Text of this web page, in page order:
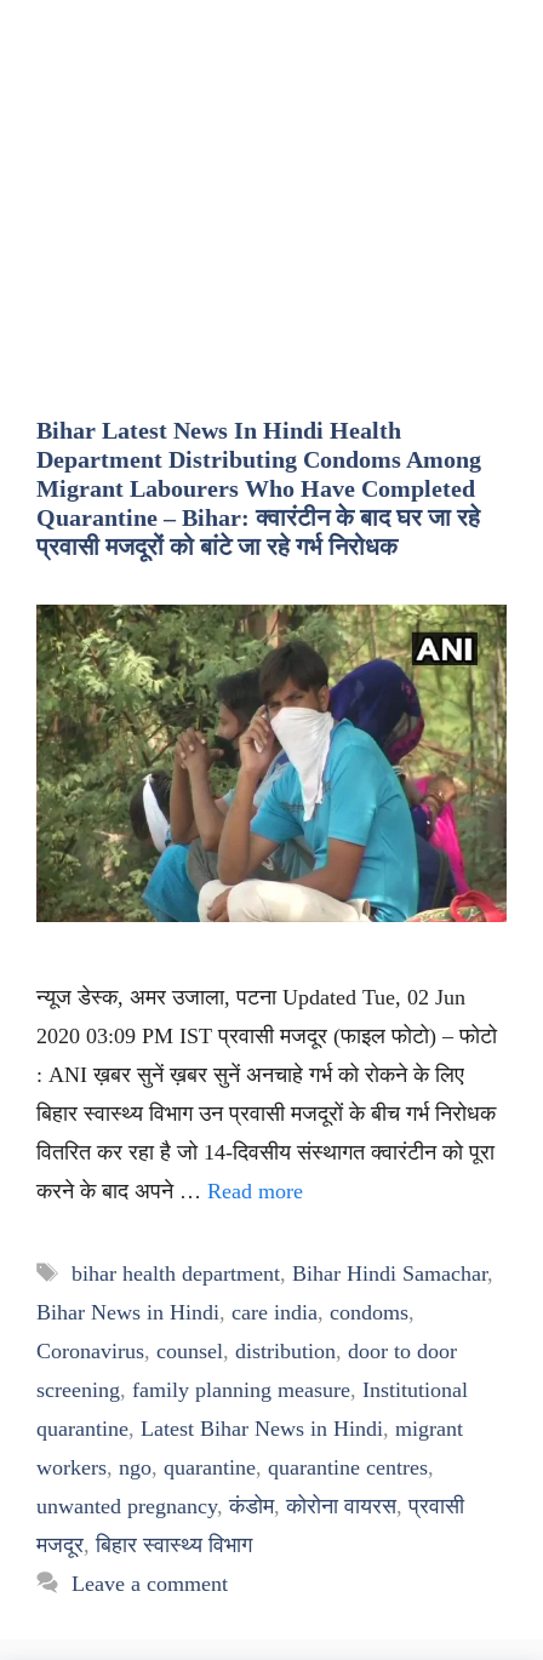
Bihar Latest News In Hindi Health
Department Distributing Condoms Among
Migrant Labourers Who Have Completed
Quarantine – Bihar: क्वारंटीन के बाद घर जा रहे
प्रवासी मजदूरों को बांटे जा रहे गर्भ निरोधक
न्यूज डेस्क, अमर उजाला, पटना Updated Tue, 02 Jun
2020 03:09 PM IST प्रवासी मजदूर (फाइल फोटो) – फोटो
: ANI ख़बर सुनें ख़बर सुनें अनचाहे गर्भ को रोकने के लिए
बिहार स्वास्थ्य विभाग उन प्रवासी मजदूरों के बीच गर्भ निरोधक
वितरित कर रहा है जो 14-दिवसीय संस्थागत क्वारंटीन को पूरा
करने के बाद अपने … Read more
Tags
bihar health department, Bihar Hindi Samachar,
Bihar News in Hindi, care india, condoms,
Coronavirus, counsel, distribution, door to door
screening, family planning measure, Institutional
quarantine, Latest Bihar News in Hindi, migrant
workers, ngo, quarantine, quarantine centres,
unwanted pregnancy,कंडोम,कोरोना वायरस,प्रवासी
मजदूर,बिहार स्वास्थ्य विभाग
Leave a comment